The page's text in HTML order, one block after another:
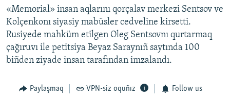
«Memorial» insan aqlarını qorçalav merkezi Sentsov ve
Kolçenkonı siyasiy mabüsler cedveline kirsetti.
Rusiyede mahküm etilgen Oleg Sentsovnı qurtarmaq
çağıruvı ile petitsiya Beyaz Saraynıñ saytında 100
biñden ziyade insan tarafından imzalandı.
Paylaşmaq VPN-siz oquñız Follow us